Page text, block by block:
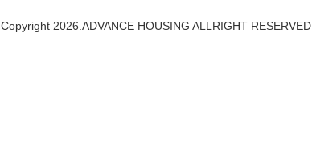
Copyright 2026.ADVANCE HOUSING ALLRIGHT RESERVED.